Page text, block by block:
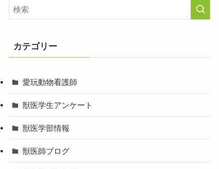
カテゴリー
愛玩動物看護師
獣医学生アンケート
獣医学部情報
獣医師ブログ